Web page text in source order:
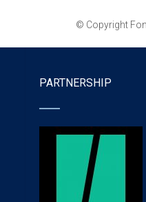
© Copyright
PARTNERSHIP